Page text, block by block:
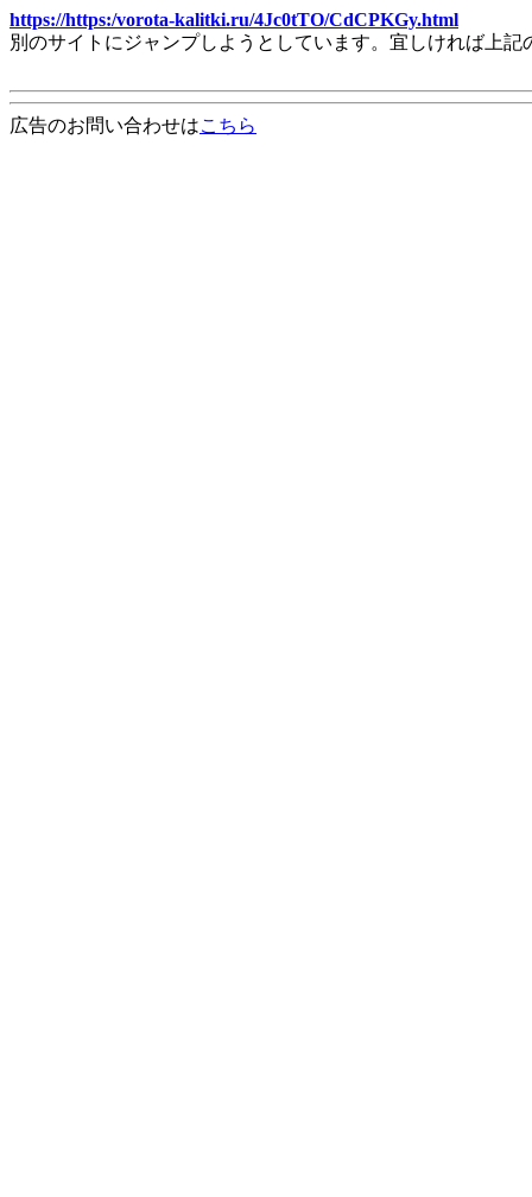
https://https:/vorota-kalitki.ru/4Jc0tTO/CdCPKGy.html
別のサイトにジャンプしようとしています。宜しければ上
広告のお問い合わせはこちら